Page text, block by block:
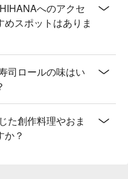
へのアクセ
スポットはありま
司ロールの味はい
た創作料理やおま
か？